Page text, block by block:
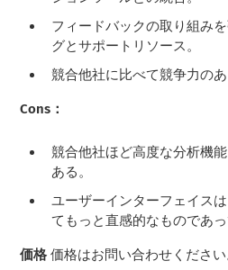
フィードバックの取り組み
グとサポートリソース。
競合他社に比べて競争力のあ
Cons：
競合他社ほど高度な分析機
ある。
ユーザーインターフェイス
てもっと直感的なものであっ
価格価格はお問い合わせください